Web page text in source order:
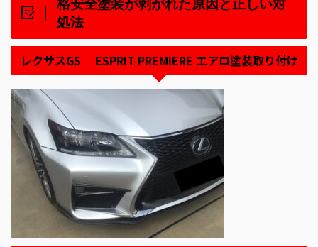
格安全塗装が剥がれた原因と正しい対
処法
レクサスGS ESPRIT PREMIERE エアロ塗装取り付け